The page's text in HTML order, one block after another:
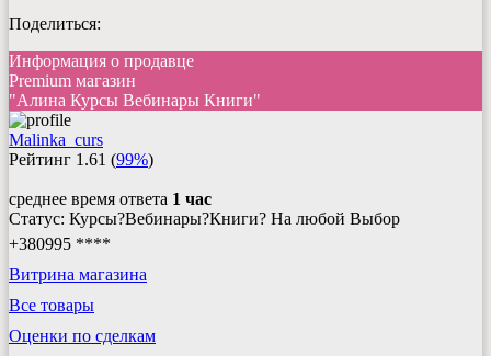
Поделиться:
Информация о продавце
Premium магазин
"Алина Курсы Вебинары Книги"
Malinka_curs
Рейтинг 1.61 (99%)
среднее время ответа 1 час
Статус: Курсы?Вебинары?Книги? На любой Выбор
+380995 ****
Витрина магазина
Все товары
Оценки по сделкам